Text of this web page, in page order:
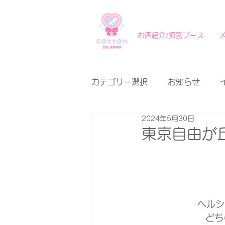
お店紹介/撮影ブース
カテゴリー選択 お知らせ
東京自由
2024年5月30日
ヘル
ど